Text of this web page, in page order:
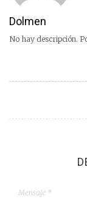
Dolmen
No hay descripción.